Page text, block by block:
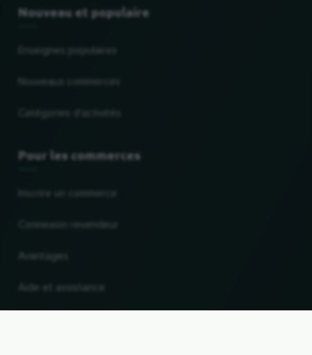
Nouveau et populaire
Pour les commerces